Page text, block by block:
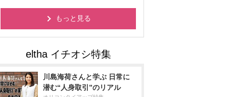
もっと見る
川島海荷さんと学ぶ 日常に
潜む“人身取引”のリアル